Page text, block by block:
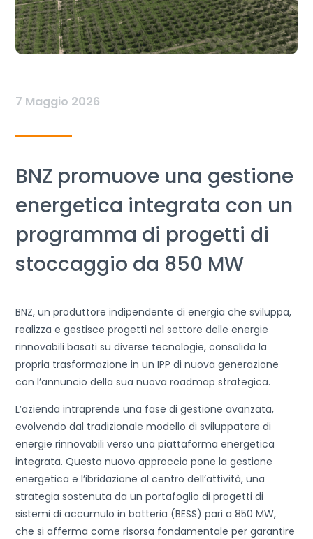
7 Maggio 2026
BNZ promuove una gestione
energetica integrata con un
programma di progetti di
stoccaggio da 850 MW
BNZ, un produttore indipendente di energia che sviluppa,
realizza e gestisce progetti nel settore delle energie
rinnovabili basati su diverse tecnologie, consolida la
propria trasformazione in un IPP di nuova generazione
con l’annuncio della sua nuova roadmap strategica.
L’azienda intraprende una fase di gestione avanzata,
evolvendo dal tradizionale modello di sviluppatore di
energie rinnovabili verso una piattaforma energetica
integrata. Questo nuovo approccio pone la gestione
energetica e l’ibridazione al centro dell’attività, una
strategia sostenuta da un portafoglio di progetti di
sistemi di accumulo in batteria (BESS) pari a 850 MW,
che si afferma come risorsa fondamentale per garantire